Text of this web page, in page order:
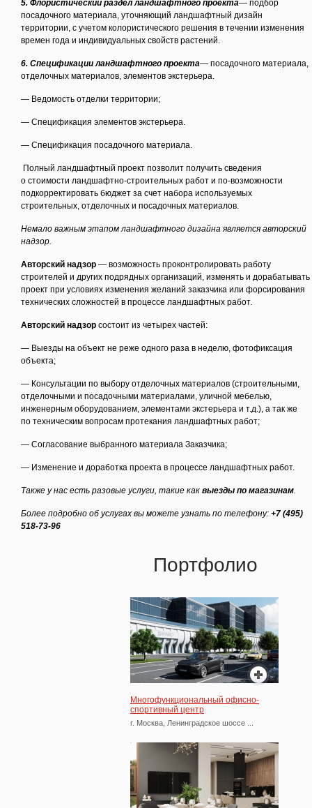
5. Флористический раздел ландшафтного проекта— подбор
посадочного материала, уточняющий ландшафтный дизайн
территории, с учетом колористического решения в течении изменения
времен года и индивидуальных свойств растений.
6. Спецификации ландшафтного проекта— посадочного материала,
отделочных материалов, элементов экстерьера.
— Ведомость отделки территории;
— Спецификация элементов экстерьера.
— Спецификация посадочного материала.
Полный ландшафтный проект позволит получить сведения
о стоимости ландшафтно-строительных работ и по-возможности
подкорректировать бюджет за счет набора используемых
строительных, отделочных и посадочных материалов.
Немало важным этапом ландшафтного дизайна является авторский
надзор.
Авторский надзор — возможность проконтролировать работу
строителей и других подрядных организаций, изменять и дорабатывать
проект при условиях изменения желаний заказчика или форсирования
технических сложностей в процессе ландшафтных работ.
Авторский надзор состоит из четырех частей:
— Выезды на объект не реже одного раза в неделю, фотофиксация
объекта;
— Консультации по выбору отделочных материалов (строительными,
отделочными и посадочными материалами, уличной мебелью,
инженерным оборудованием, элементами экстерьера и т.д.), а так же
по техническим вопросам протекания ландшафтных работ;
— Согласование выбранного материала Заказчика;
— Изменение и доработка проекта в процессе ландшафтных работ.
Также у нас есть разовые услуги, такие как выезды по магазинам.
Более подробно об услугах вы можете узнать по телефону: +7 (495)
518-73-96
Портфолио
Многофункциональный офисно-
спортивный центр
г. Москва, Ленинградское шоссе ...